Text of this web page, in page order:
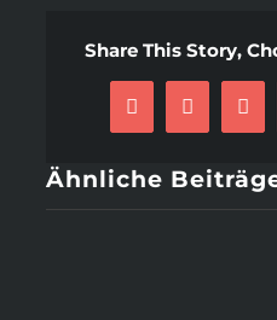
Share This Story,
Facebook
X
Ähnliche